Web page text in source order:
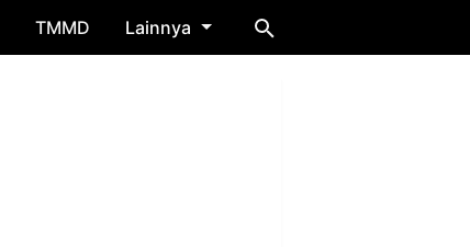
TMMD Lainnya